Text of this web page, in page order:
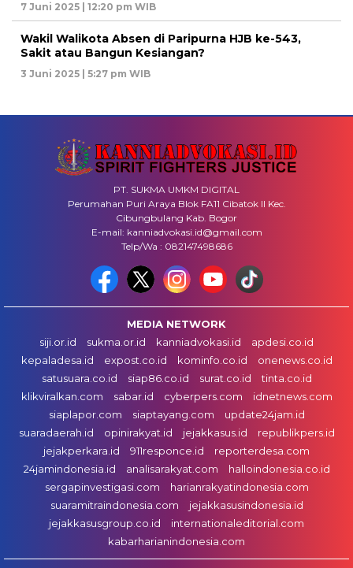
7 Juni 2025 | 12:20 pm WIB
Wakil Walikota Absen di Paripurna HJB ke-543,
Sakit atau Bangun Kesiangan?
3 Juni 2025 | 5:27 pm WIB
PT. SUKMA UMKM DIGITAL
Perumahan Puri Araya Blok FA11 Cibatok II Kec.
Cibungbulang Kab. Bogor
E-mail: kanniadvokasi.id@gmail.com
Telp/Wa : 082147498686
MEDIA NETWORK
siji.or.id
sukma.or.id kanniadvokasi.id
apdesi.co.id
kepaladesa.id
expost.co.id kominfo.co.id
onenews.co.id
satusuara.co.id
siap86.co.id surat.co.id
tinta.co.id
klikviralkan.com
sabar.id cyberpers.com
idnetnews.com
siaplapor.com
siaptayang.com
update24jam.id
suaradaerah.id
opinirakyat.id jejakkasus.id
republikpers.id
jejakperkara.id
911responce.id
reporterdesa.com
24jamindonesia.id
analisarakyat.com
halloindonesia.co.id
sergapinvestigasi.com
harianrakyatindonesia.com
suaramitraindonesia.com
jejakkasusindonesia.id
jejakkasusgroup.co.id
internationaleditorial.com
kabarharianindonesia.com